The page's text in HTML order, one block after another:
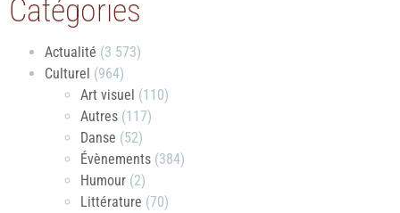
Catégories
Actualité (3 573)
Culturel (964)
Art visuel (110)
Autres (117)
Danse (52)
Évènements (384)
Humour (2)
Littérature (70)